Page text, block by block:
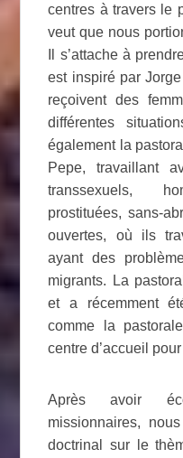
centres à travers le
veut que nous
Il s’attache à
est inspiré par
reçoivent des
différentes
également la
Pepe, travaillant
transsexuels,
prostituées, sans-
ouvertes, où ils
ayant des
migrants. La
et a récemment
comme la
centre d’accueil
Après avoir
missionnaires,
doctrinal sur le